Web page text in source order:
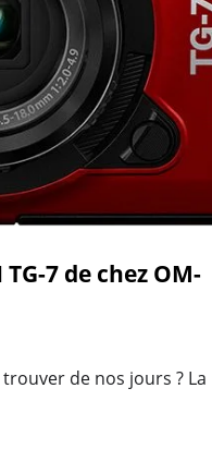
7 de chez OM-
de nos jours ? La